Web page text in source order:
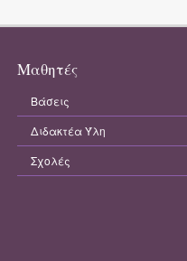
Μαθητές
Βάσεις
Διδακτέα Ύλη
Σχολές